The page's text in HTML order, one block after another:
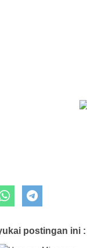
postingan ini :